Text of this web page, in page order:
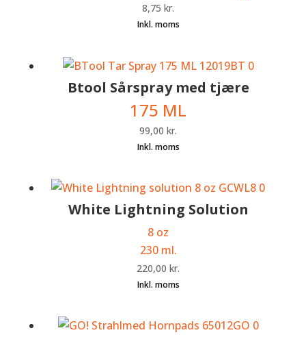
8,75kr.
Btool Sårspray med tjære
175 ML
99,00kr.
White Lightning Solution
8 oz
230 ml.
220,00kr.